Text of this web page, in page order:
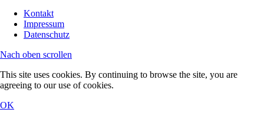
Kontakt
Impressum
Datenschutz
Nach oben scrollen
This site uses cookies. By continuing to browse the site, you are
agreeing to our use of cookies.
OK